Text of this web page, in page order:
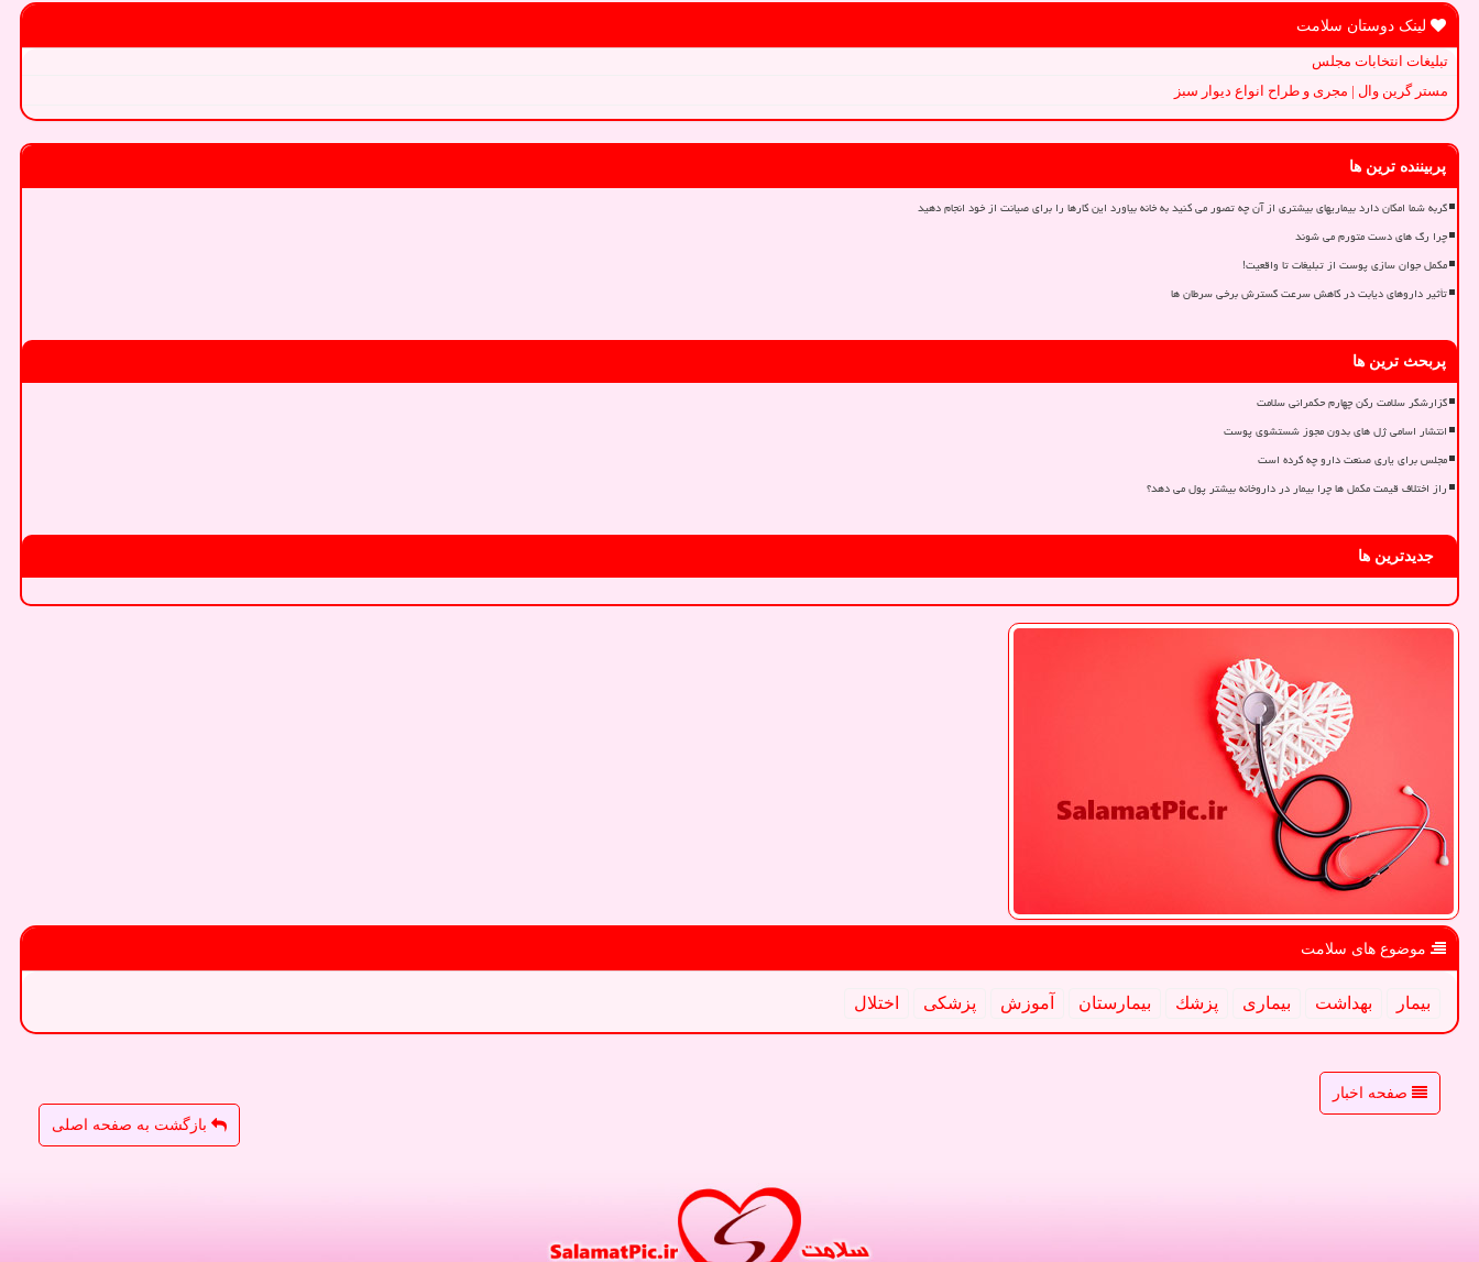
لینک دوستان سلامت
تبلیغات انتخابات مجلس
مستر گرین وال | مجری و طراح انواع دیوار سبز
پربیننده ترین ها
گربه شما امکان دارد بیماریهای بیشتری از آن چه تصور می کنید به خانه بیاورد این کارها را برای صیانت از خود انجام دهید
چرا رگ های دست متورم می شوند
مکمل جوان سازی پوست از تبلیغات تا واقعیت!
تأثیر داروهای دیابت در کاهش سرعت گسترش برخی سرطان ها
پربحث ترین ها
گزارشگر سلامت رکن چهارم حکمرانی سلامت
انتشار اسامی ژل های بدون مجوز شستشوی پوست
مجلس برای یاری صنعت دارو چه کرده است
راز اختلاف قیمت مکمل ها چرا بیمار در داروخانه بیشتر پول می دهد؟
جدیدترین ها
موضوع های سلامت
بیمار بهداشت بیماری پزشك بیمارستان آموزش پزشكی اختلال
صفحه اخبار
بازگشت به صفحه اصلی